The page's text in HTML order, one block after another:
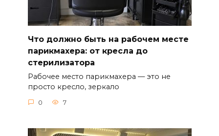
Что должно быть на рабочем месте
парикмахера: от кресла до
стерилизатора
Рабочее место парикмахера — это не
просто кресло, зеркало
0 7